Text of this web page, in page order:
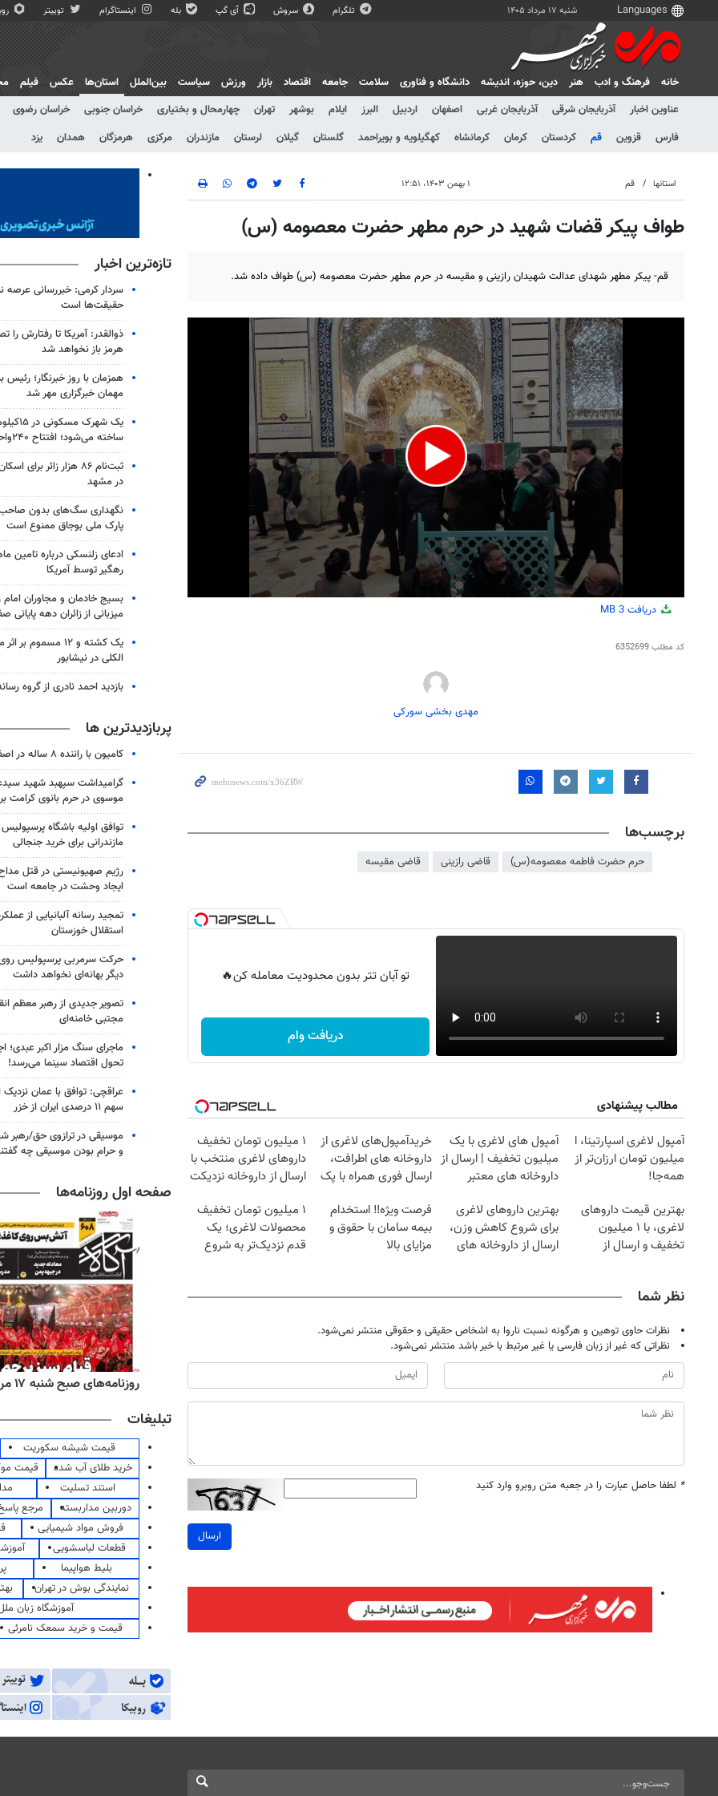
شنبه ۱۷ مرداد ۱۴۰۵ تلگرام سروش آی گپ بله اینستاگرام توییتر
خانه فرهنگ و ادب هنر دين، حوزه، انديشه دانشگاه و فناوری سلامت جامعه اقتصاد بازار ورزش سیاست بین‌الملل
استان‌ها
عناوین اخبار
آذربایجان شرقی آذربایجان غربی اصفهان اردبیل البرز ایلام بوشهر تهران چهارمحال و بختیاری خراسان جنوبی خراسان رضوی
فارس
قزوین قم کردستان کرمان کرمانشاه کهگیلویه و بویراحمد گلستان گیلان لرستان مازندران مرکزی هرمزگان همدان یزد
عکس فیلم
استانها قم ۱ بهمن ۱۴۰۳، ۱۲:۵۱
طواف پیکر قضات شهید در حرم مطهر حضرت معصومه (س)
قم- پیکر مطهر شهدای عدالت شهیدان رازینی و مقیسه در حرم مطهر حضرت معصومه (س) طواف داده شد.
0 دریافت 3 MB
کد مطلب6352699
مهدی بخشی سورکی
برچسب‌ها
حرم حضرت فاطمه معصومه(س) قاضی رازینی قاضی مقیسه
تو آبان تتر بدون محدودیت معامله کن🔥
دریافت وام
مطالب پیشنهادی
آمپول لاغری اسپارتینا، ا
میلیون تومان ارزان‌تر از
همه‌جا!
آمپول های لاغری با یک
میلیون تخفیف | ارسال از
داروخانه های معتبر
خریدآمپول‌های لاغری از
داروخانه های اطرافت،
ارسال فوری همراه با پک
۱ میلیون تومان تخفیف
داروهای لاغری منتخب با
ارسال از داروخانه نزدیکت
بهترین قیمت داروهای
لاغری، با ۱ میلیون
تخفیف و ارسال از
بهترین داروهای لاغری
برای شروع کاهش وزن،
ارسال از داروخانه های
فرصت ویژه‼️ استخدام
بیمه سامان با حقوق و
مزایای بالا
۱ میلیون تومان تخفیف
محصولات لاغری؛ یک
قدم نزدیک‌تر به شروع
نظر شما
نظرات حاوی توهین و هرگونه نسبت ناروا به اشخاص حقیقی و حقوقی منتشر نمی‌شود.
نظراتی که غیر از زبان فارسی یا غیر مرتبط با خبر باشد منتشر نمی‌شود.
* لطفا حاصل عبارت را در جعبه متن روبرو وارد کنید
ارسال
تازه‌ترین اخبار
سردار کرمی: خبررسانی عرصه
حقیقت‌ها است
ذوالقدر: آمریکا تا رفتارش را
هرمز باز نخواهد شد
همزمان با روز خبرنگار؛
مهمان خبرگزاری مهر شد
یک شهرک
ساخته می‌شود؛ افتتاح ۲۴۰واحد مسکن
ثبت‌نام ۸۶ هزار زائر
در مشهد
نگهداری سگ‌های بدون
پارک ملی بوجاق ممنوع است
ادعای زلنسکی درباره تامین
رهگیر توسط آمریکا
بسیج خادمان و مجاوران امام
میزبانی از زائران دهه پایانی
یک کشته و ۱۲ مسموم
الکلی در نیشابور
بازدید احمد نادری از گروه
پربازدیدترین ها
کامیون با راننده ۸ ساله در اصفهان توقیف شد
گرامیداشت سپهبد شهید
موسوی در حرم بانوی کرامت
توافق اولیه باشگاه
مازندرانی برای خرید جنجالی
رژیم صهیونیستی در قتل
ایجاد وحشت در جامعه است
تمجید رسانه آلبانیایی از
استقلال خوزستان
حرکت سرمربی پرسپولیس روی
دیگر بهانه‌ای نخواهد داشت
تصویر جدیدی از رهبر معظم
مجتبی خامنه‌ای
ماجرای سنگ مزار اکبر عبدی؛
تحول اقتصاد سینما می‌رسد!
عراقچی: توافق با عمان
سهم ۱۱ درصدی ایران از خزر
موسیقی در ترازوی حق/رهبر
و حرام بودن موسیقی چه
صفحه اول روزنامه‌ها
روزنامه‌های اقتصادی شنبه ۱۷ مرداد ۱۴۰۵ روزنامه‌های ورزشی شنبه ۱۷ مرداد ۱۴۰۵ روزنامه‌های صبح شنبه ۱۷ مرداد ۱۴۰۵
تبلیغات
قیمت شیشه سکوریت
خرید طلای آب شده
قیمت
استند تسلیت
دوربین مداربسته
مرجع
فروش مواد شیمیایی
قطعات لباسشویی
بلیط هواپیما
نمایندگی بوش در تهران
آموزشگاه زبان
قیمت و خرید سمعک نامرئی